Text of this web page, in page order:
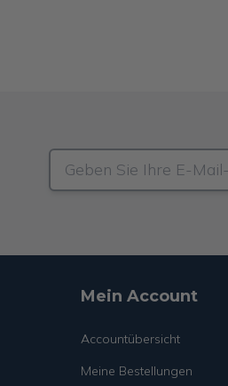
Mein Account
Accountübersicht
Meine Bestellungen